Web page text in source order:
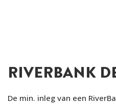
RIVERBANK
De min. inleg van een